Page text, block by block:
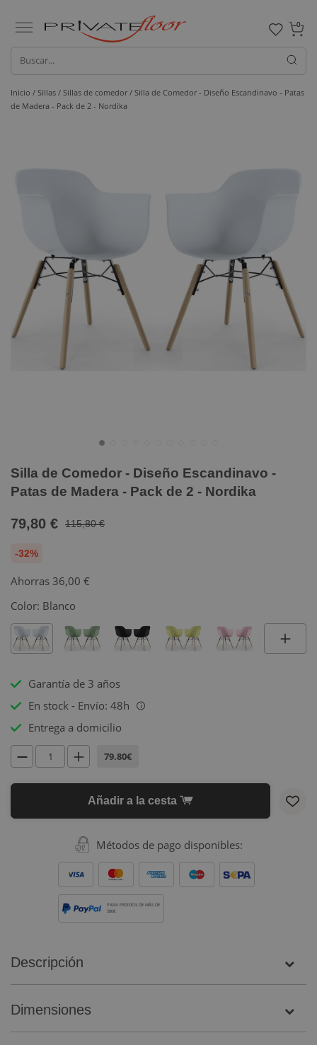
0
Inicio / Sillas / Sillas de comedor / Silla de Comedor - Diseño Escandinavo - Patas
de Madera - Pack de 2 - Nordika
Silla de Comedor - Diseño Escandinavo -
Patas de Madera - Pack de 2 - Nordika
79,80 € 115,80 €
-32%
Ahorras 36,00 €
Color: Blanco
Garantía de 3 años
En stock - Envío: 48h
i
Entrega a domicilio
79.80€
Añadir a la cesta
Métodos de pago disponibles:
PARA PEDIDOS DE MÁS DE
500€
Descripción
Dimensiones